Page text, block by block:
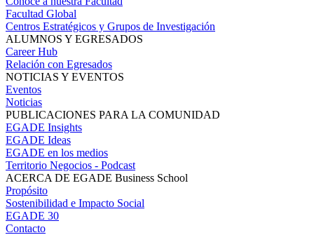
Facultad Global
Centros Estratégicos y Grupos de Investigación
ALUMNOS Y EGRESADOS
Career Hub
Relación con Egresados
NOTICIAS Y EVENTOS
Eventos
Noticias
PUBLICACIONES PARA LA COMUNIDAD
EGADE Insights
EGADE Ideas
EGADE en los medios
Territorio Negocios - Podcast
ACERCA DE EGADE Business School
Propósito
Sostenibilidad e Impacto Social
EGADE 30
Contacto